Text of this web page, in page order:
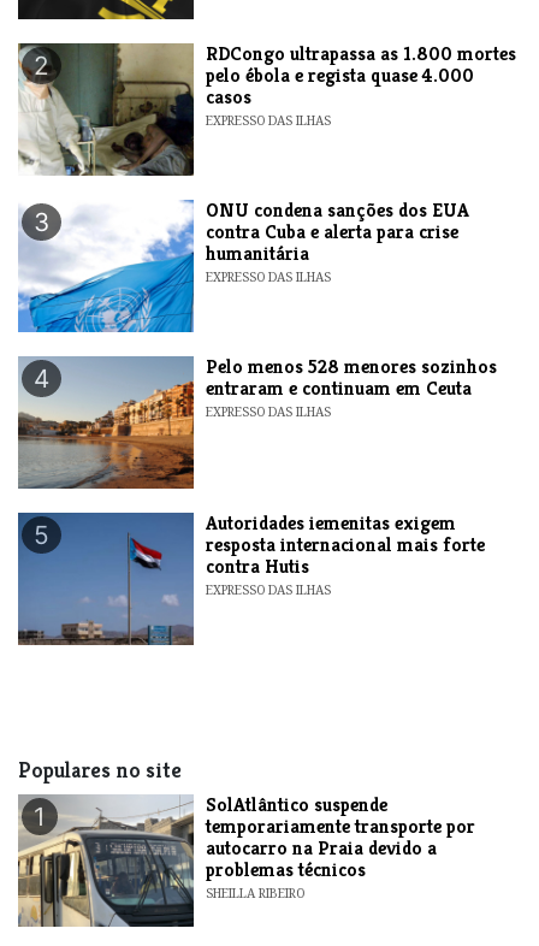
2
RDCongo ultrapassa as 1.800 mortes
pelo ébola e regista quase 4.000
casos
EXPRESSO DAS ILHAS
3
ONU condena sanções dos EUA
contra Cuba e alerta para crise
humanitária
EXPRESSO DAS ILHAS
4
Pelo menos 528 menores sozinhos
entraram e continuam em Ceuta
EXPRESSO DAS ILHAS
5
Autoridades iemenitas exigem
resposta internacional mais forte
contra Hutis
EXPRESSO DAS ILHAS
Populares no site
1
SolAtlântico suspende
temporariamente transporte por
autocarro na Praia devido a
problemas técnicos
SHEILLA RIBEIRO